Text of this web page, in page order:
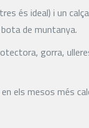
és ideal) i un
de muntanya.
gorra,
els mesos més